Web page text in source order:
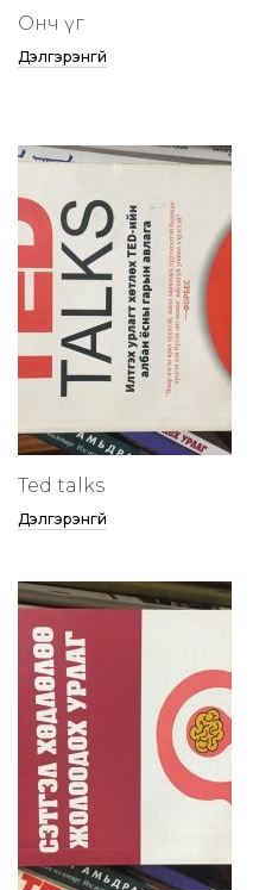
Онч үг
Дэлгэрэнгүй
Ted talks
Дэлгэрэнгүй